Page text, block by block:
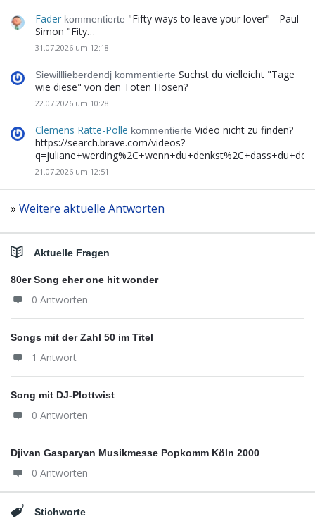
Fader kommentierte "Fifty ways to leave your lover" - Paul
Simon "Fity…
31.07.2026 um 12:18
Siewilllieberdendj kommentierte Suchst du vielleicht "Tage
wie diese" von den Toten Hosen?
22.07.2026 um 10:28
Clemens Ratte-Polle kommentierte Video nicht zu finden?
https://search.brave.com/videos?
21.07.2026 um 12:51
» Weitere aktuelle Antworten
Aktuelle Fragen
80er Song eher one hit wonder
0 Antworten
Songs mit der Zahl 50 im Titel
1 Antwort
Song mit DJ-Plottwist
0 Antworten
Djivan Gasparyan Musikmesse Popkomm Köln 2000
0 Antworten
Stichworte